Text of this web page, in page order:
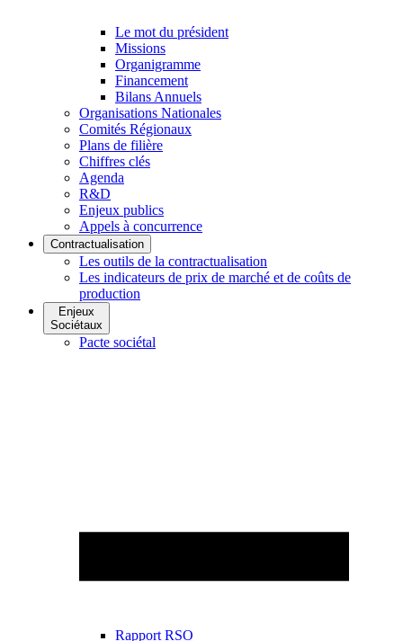
Le mot du président
Missions
Organigramme
Financement
Bilans Annuels
Organisations Nationales
Comités Régionaux
Plans de filière
Chiffres clés
Agenda
R&D
Enjeux publics
Appels à concurrence
Contractualisation
Les outils de la contractualisation
Les indicateurs de prix de marché et de coûts de
production
Enjeux
Sociétaux
Pacte sociétal
Rapport RSO